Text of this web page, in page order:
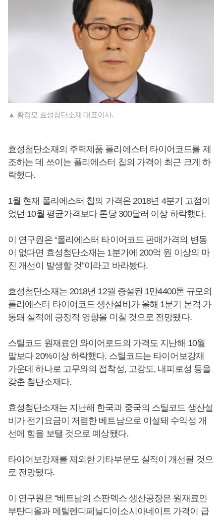
▲ 황정모 효성첨단소재 대표이사.
효성첨단소재의 주력제품 폴리에스터 타이어코드를 제
조하는 데 쓰이는 폴리에스터 칩의 가격이 최근 크게 하
락했다.
1월 현재 폴리에스터 칩의 가격은 2018년 4분기 고점이
었던 10월 평균가격보다 톤당 300달러 이상 하락했다.
이 연구원은 “폴리에스터 타이어코드 판매가격의 변동
이 없다면 효성첨단소재는 1분기에 200억 원 이상의 마
진 개선이 발생할 것”이라고 바라봤다.
효성첨단소재는 2018년 12월 증설된 1만4400톤 규모의
폴리에스터 타이어코드 생산설비가 올해 1분기 본격 가
동돼 실적에 긍정적 영향을 미칠 것으로 전망됐다.
스틸코드 원재료인 와이어로드의 가격도 지난해 10월
말보다 20%이상 하락했다. 스틸코드는 타이어보강재
가운데 하나로 고무와의 접착성, 고강도, 내피로성 등을
갖춘 첨단소재다.
효성첨단소재는 지난해 한국과 중국의 스틸코드 생산설
비가 전기요금이 저렴한 베트남으로 이설돼 수익성 개
선에 힘을 보탤 것으로 예상됐다.
타이어보강재를 제외한 기타부문도 실적이 개선될 것으
로 전망됐다.
이 연구원은 “베트남의 스판덱스 생산공장은 원재료인
부탄디올과 메틸렌디페닐디이소시아네이트 가격이 급